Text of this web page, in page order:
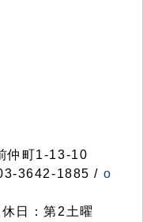
仲町1-13-10
3642-1885 / o
日：第2土曜